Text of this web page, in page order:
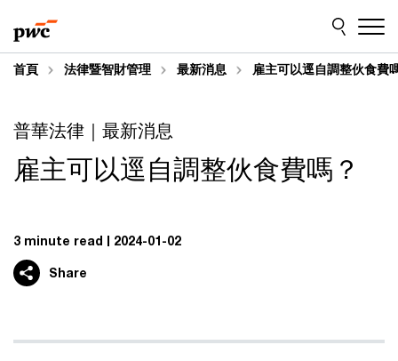
to
content
to
footer
首頁 法律暨智財管理 最新消息 雇主可以逕自調整伙食費
普華法律｜最新消息
雇主可以逕自調整伙食費嗎？
3 minute read 2024-01-02
Share